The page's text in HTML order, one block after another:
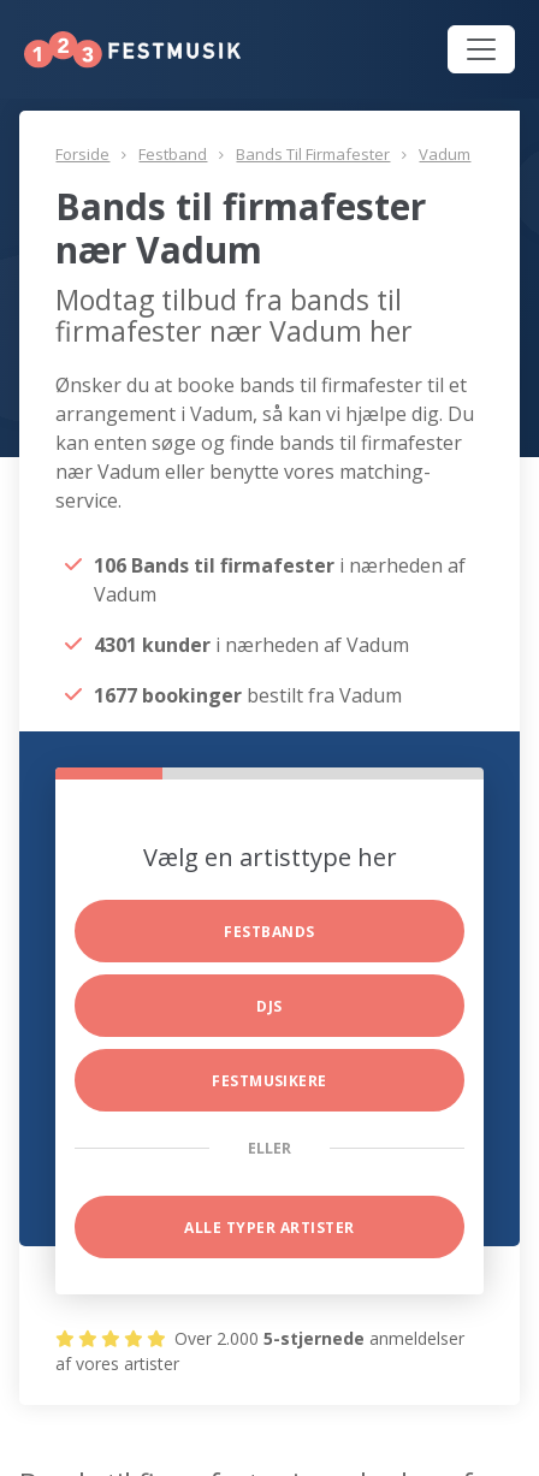
Forside Festband Bands Til Firmafester Vadum
Bands til firmafester
nær Vadum
Modtag tilbud fra bands til
firmafester nær Vadum her
Ønsker du at booke bands til firmafester til et
arrangement i Vadum, så kan vi hjælpe dig. Du
kan enten søge og finde bands til firmafester
nær Vadum eller benytte vores matching-
service.
106 Bands til firmafester i nærheden af
Vadum
4301 kunder i nærheden af Vadum
1677 bookinger bestilt fra Vadum
Vælg en artisttype her
FESTBANDS
DJS
FESTMUSIKERE
ELLER
ALLE TYPER ARTISTER
Over 2.0005-stjernede anmeldelser
af vores artister